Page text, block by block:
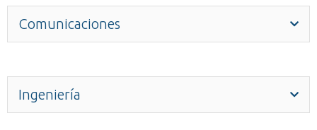
Comunicaciones
Ingeniería